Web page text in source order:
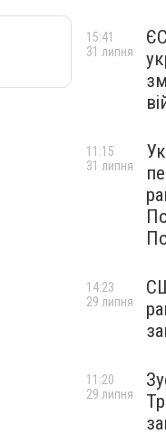
15:41
31 липня
11:15
31 липня
14:23
29 липня
11:20
29 липня